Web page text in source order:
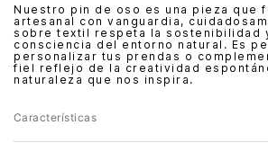
Nuestro pin de oso es una pieza que
artesanal con vanguardia,
sobre textil respeta la sostenibilidad
consciencia del entorno natural. Es
personalizar tus prendas o
fiel reflejo de la creatividad
naturaleza que nos inspira.
Características